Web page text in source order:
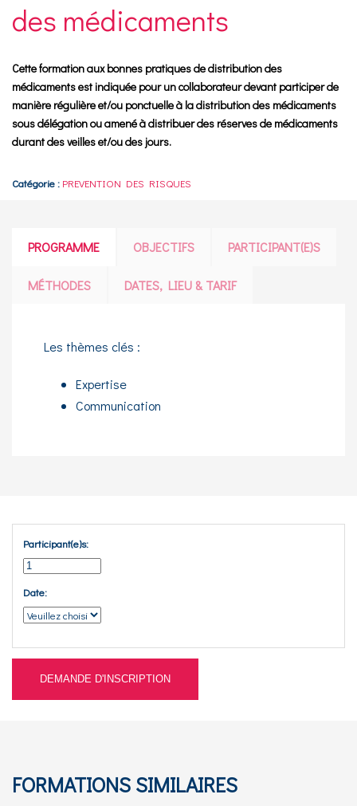
des médicaments
Cette formation aux bonnes pratiques de distribution des
médicaments est indiquée pour un collaborateur devant participer de
manière régulière et/ou ponctuelle à la distribution des médicaments
sous délégation ou amené à distribuer des réserves de médicaments
durant des veilles et/ou des jours.
Catégorie : PREVENTION DES RISQUES
PROGRAMME OBJECTIFS PARTICIPANT(E)S
MÉTHODES DATES, LIEU & TARIF
Les thèmes clés :
Expertise
Communication
Participant(e)s:
Date:
DEMANDE D'INSCRIPTION
FORMATIONS SIMILAIRES